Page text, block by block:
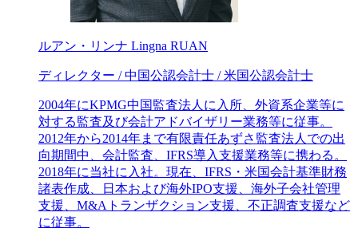
ルアン・リンナ Lingna RUAN
ディレクター / 中国公認会計士 / 米国公認会計士
2004年にKPMG中国監査法人に入所、外資系企業等に
対する監査及び会計アドバイザリー業務等に従事。
2012年から2014年まで有限責任あずさ監査法人での出
向期間中、会計監査、IFRS導入支援業務等に携わる。
2018年に当社に入社。現在、IFRS・米国会計基準財務
諸表作成、日本および海外IPO支援、海外子会社管理
支援、M&Aトランザクション支援、不正調査支援など
に従事。